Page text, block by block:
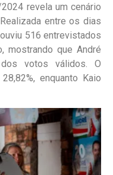
revela um cenário
entre os dias
516 entrevistados
mostrando que André
votos válidos. O
enquanto Kaio